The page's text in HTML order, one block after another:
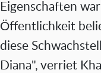
Eigenschaften
Öffentlichkeit
diese
Diana", verriet